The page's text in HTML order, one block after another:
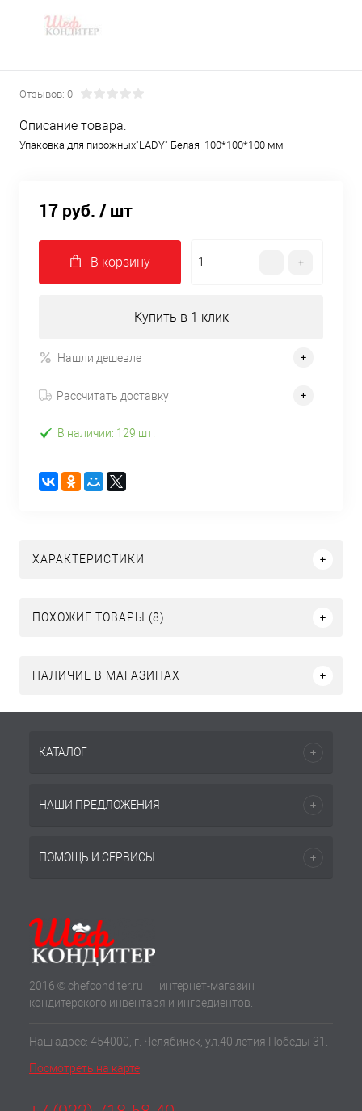
Отзывов: 0
Описание товара:
Упаковка для пирожных"LADY" Белая 100*100*100 мм
17 руб. / шт
В корзину
Купить в 1 клик
Нашли дешевле
Рассчитать доставку
В наличии: 129 шт.
ХАРАКТЕРИСТИКИ
ПОХОЖИЕ ТОВАРЫ (8)
НАЛИЧИЕ В МАГАЗИНАХ
КАТАЛОГ
НАШИ ПРЕДЛОЖЕНИЯ
ПОМОЩЬ И СЕРВИСЫ
2016 © chefconditer.ru — интернет-магазин
кондитерского инвентаря и ингредиентов.
Наш адрес: 454000, г. Челябинск, ул.40 летия Победы 31.
Посмотреть на карте